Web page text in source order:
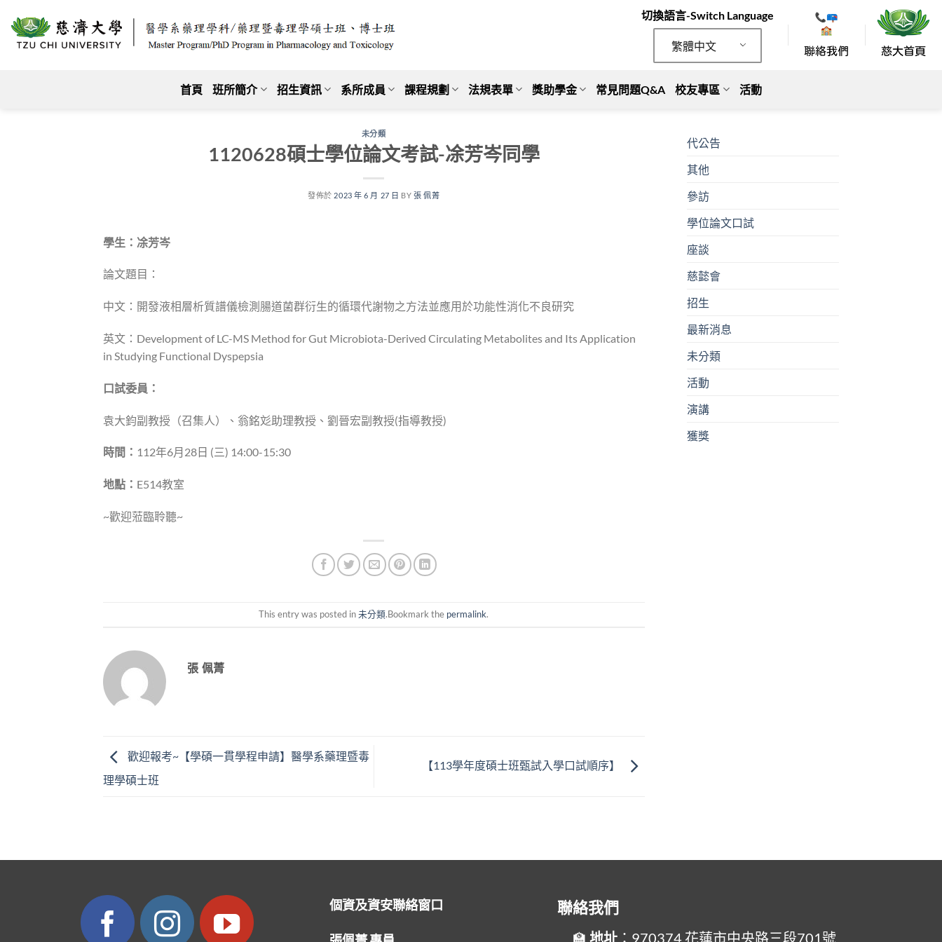
切換語言-Switch Language
繁體中文
首頁 班所簡介 招生資訊 系所成員 課程規劃 法規表單 獎助學金 常見問題Q&A 校友專區 活動
未分類
1120628碩士學位論文考試-凃芳岑同學
發佈於 2023 年 6 月 27 日 BY張 佩菁
學生：凃芳岑
論文題目：
中文：開發液相層析質譜儀檢測腸道菌群衍生的循環代謝物之方法並應用於功能性消化不良研究
英文：Development of LC-MS Method for Gut Microbiota-Derived Circulating Metabolites and Its Application
in Studying Functional Dyspepsia
口試委員：
袁大鈞副教授（召集人）、翁銘彣助理教授、劉晉宏副教授(指導教授)
時間： 112年6月28日 (三) 14:00-15:30
地點： E514教室
~歡迎蒞臨聆聽~
This entry was posted in未分類.Bookmark the permalink.
張 佩菁
歡迎報考~【學碩一貫學程申請】醫學系藥理暨毒
理學碩士班
【113學年度碩士班甄試入學口試順序】
代公告
其他
參訪
學位論文口試
座談
慈懿會
招生
最新消息
未分類
活動
演講
獲獎
個資及資安聯絡窗口 聯絡我們
地址 ：970374 花蓮市中央路三段701號